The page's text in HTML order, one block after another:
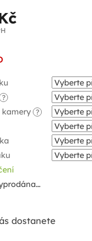
?
kamery ?
dostanete